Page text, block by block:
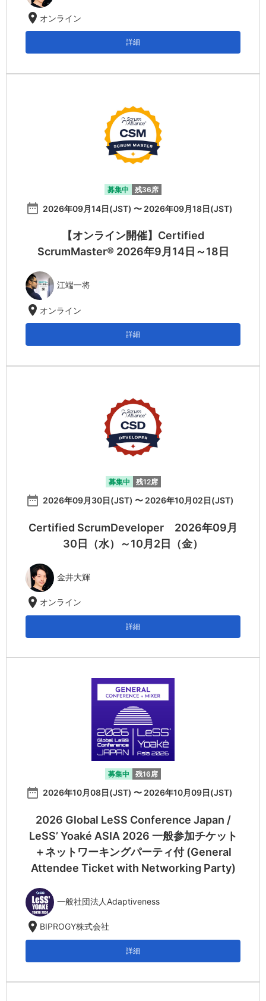
location_on オンライン
詳細
募集中 残36席
date_range 2026年09月14日(JST) 〜 2026年09月18日(JST)
【オンライン開催】Certified
ScrumMaster® 2026年9月14日～18日
江端一将
location_on オンライン
詳細
募集中 残12席
date_range 2026年09月30日(JST) 〜 2026年10月02日(JST)
Certified ScrumDeveloper 2026年09月
30日（水）～10月2日（金）
金井大輝
location_on オンライン
詳細
募集中 残16席
date_range 2026年10月08日(JST) 〜 2026年10月09日(JST)
2026 Global LeSS Conference Japan /
LeSS’ Yoaké ASIA 2026 一般参加チケット
＋ネットワーキングパーティ付 (General
Attendee Ticket with Networking Party)
一般社団法人Adaptiveness
location_on BIPROGY株式会社
詳細